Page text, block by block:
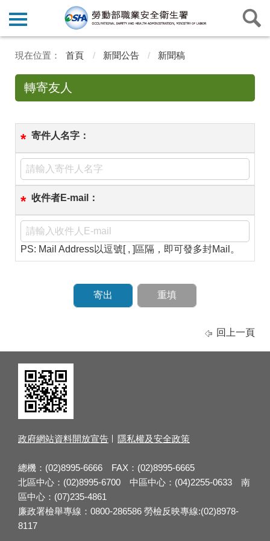
首頁 新聞公告 新聞稿
轉寄友人
* 寄件人名字：
* 收件者E-mail：
PS: Mail Address以逗號[ , ]區隔，即可發多封Mail。
回上一頁
政府網站資料開放宣告 隱私權及安全政策
總機：(02)8995-6666 FAX：(02)8995-6665
北區中心：(02)8995-6700 中區中心：(04)2255-0633 南
區中心：(07)235-4861
廉政署檢舉專線：0800-286586 勞檢反映專線:(02)8978-
8117